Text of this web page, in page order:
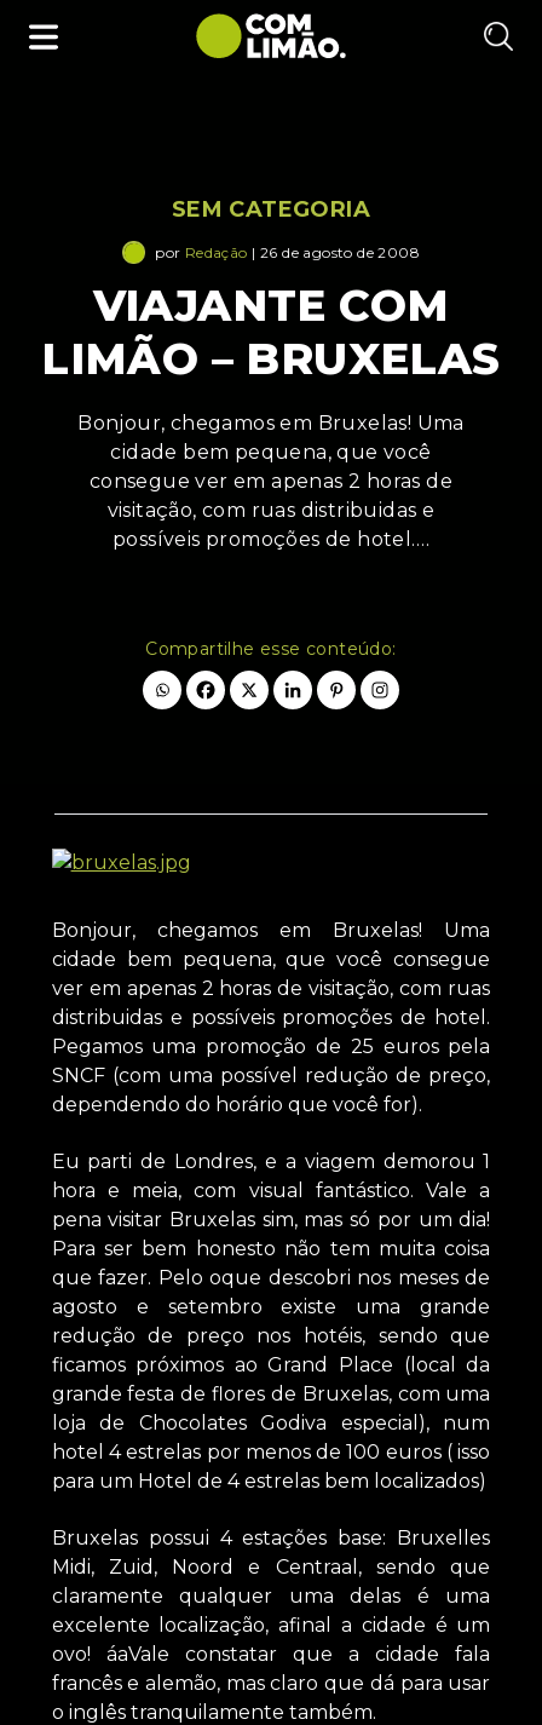
SEM CATEGORIA
por Redação | 26 de agosto de 2008
VIAJANTE COM
LIMÃO – BRUXELAS
Bonjour, chegamos em Bruxelas! Uma
cidade bem pequena, que você
consegue ver em apenas 2 horas de
visitação, com ruas distribuidas e
possíveis promoções de hotel.…
Compartilhe esse conteúdo:
Bonjour, chegamos em Bruxelas! Uma
cidade bem pequena, que você consegue
ver em apenas 2 horas de visitação, com ruas
distribuidas e possíveis promoções de hotel.
Pegamos uma promoção de 25 euros pela
SNCF (com uma possível redução de preço,
dependendo do horário que você for).
Eu parti de Londres, e a viagem demorou 1
hora e meia, com visual fantástico. Vale a
pena visitar Bruxelas sim, mas só por um dia!
Para ser bem honesto não tem muita coisa
que fazer. Pelo oque descobri nos meses de
agosto e setembro existe uma grande
redução de preço nos hotéis, sendo que
ficamos próximos ao Grand Place (local da
grande festa de flores de Bruxelas, com uma
loja de Chocolates Godiva especial), num
hotel 4 estrelas por menos de 100 euros ( isso
para um Hotel de 4 estrelas bem localizados)
Bruxelas possui 4 estações base: Bruxelles
Midi, Zuid, Noord e Centraal, sendo que
claramente qualquer uma delas é uma
excelente localização, afinal a cidade é um
ovo! áaVale constatar que a cidade fala
francês e alemão, mas claro que dá para usar
o inglês tranquilamente também.